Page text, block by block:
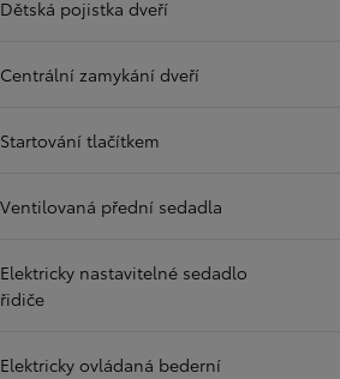
Dětská pojistka dveří
Centrální zamykání dveří
Startování tlačítkem
Ventilovaná přední sedadla
Elektricky nastavitelné sedadlo
řidiče
Elektricky ovládaná bederní